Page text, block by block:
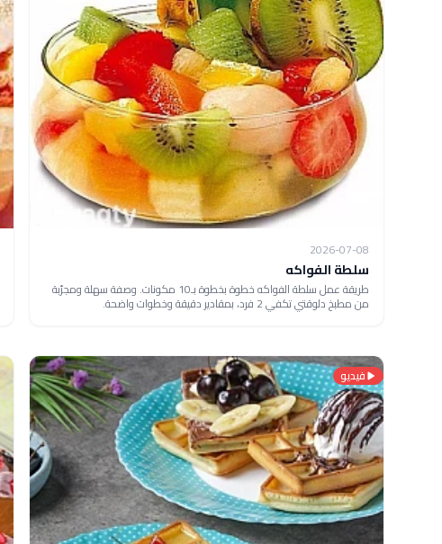
2026-07-08
سلطة الفواكه
طريقة عمل سلطة الفواكه خطوة بخطوة بـ10 مكونات. وصفة سهلة ومجرّبة
من مطبخ دلوقتي تكفي 2 فرد، بمقادير دقيقة وخطوات واضحة.
فيديو